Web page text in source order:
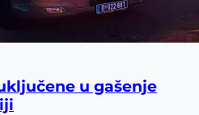
u gašenje